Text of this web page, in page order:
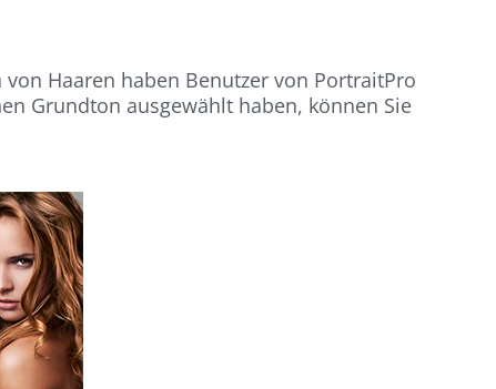
Haaren haben Benutzer von PortraitPro
Grundton ausgewählt haben, können Sie